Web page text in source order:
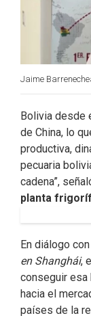
Jaime
Bolivia desde
de China, lo
productiva,
pecuaria
cadena”,
planta
En diálogo con
en Shanghái,
conseguir esa
hacia el
países de la